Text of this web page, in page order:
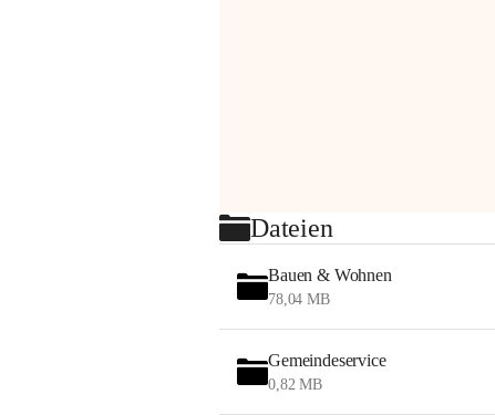
Dateien
Bauen & Wohnen
78,04 MB
Gemeindeservice
0,82 MB